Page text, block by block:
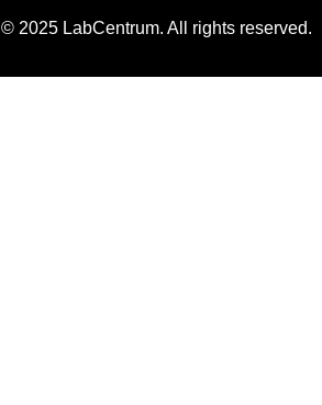
© 2025 LabCentrum. All rights reserved.